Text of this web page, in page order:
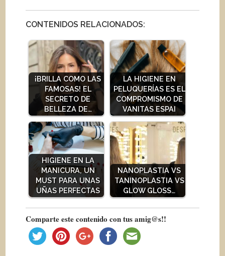
CONTENIDOS RELACIONADOS:
¡BRILLA COMO LAS
FAMOSAS! EL
SECRETO DE
BELLEZA DE…
LA HIGIENE EN
PELUQUERÍAS ES EL
COMPROMISMO DE
VANITAS ESPAI
HIGIENE EN LA
MANICURA, UN
MUST PARA UNAS
UÑAS PERFECTAS
NANOPLASTIA VS
TANINOPLASTIA VS
GLOW GLOSS…
Comparte este contenido con tus amig@s!!